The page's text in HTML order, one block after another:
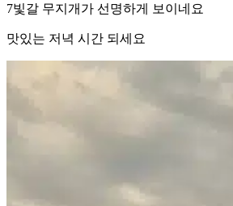
7빛갈 무지개가 선명하게 보이네요
맛있는 저녁 시간 되세요